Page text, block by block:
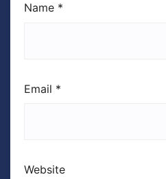
Name *
Email *
Website